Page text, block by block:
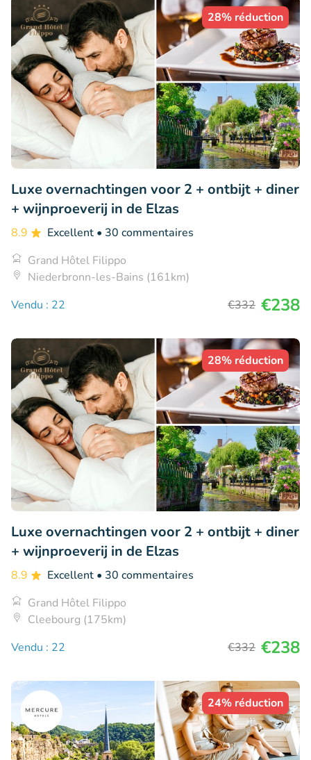
28% réduction
Luxe overnachtingen voor 2 + ontbijt + diner
+ wijnproeverij in de Elzas
8.9 Excellent • 30 commentaires
Grand Hôtel Filippo
Niederbronn-les-Bains (161km)
Vendu : 22
€332 €238
28% réduction
Luxe overnachtingen voor 2 + ontbijt + diner
+ wijnproeverij in de Elzas
8.9 Excellent • 30 commentaires
Grand Hôtel Filippo
Cleebourg (175km)
Vendu : 22
€332 €238
24% réduction